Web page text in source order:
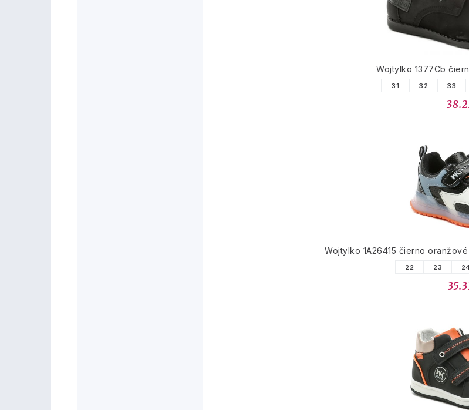
Wojtylko 1377Cb
31 32 33
Wojtylko 1A26415 čierno
22 23